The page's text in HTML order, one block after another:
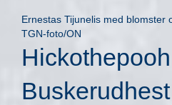
Ernestas Tijunelis med blomster
TGN-foto/ON
Buskerudhest